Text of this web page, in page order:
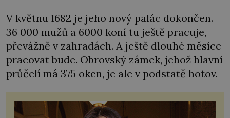
V květnu 1682 je jeho nový palác dokončen.
36 000 mužů a 6000 koní tu ještě pracuje,
převážně v zahradách. A ještě dlouhé měsíce
pracovat bude. Obrovský zámek, jehož hlavní
průčelí má 375 oken, je ale v podstatě hotov.